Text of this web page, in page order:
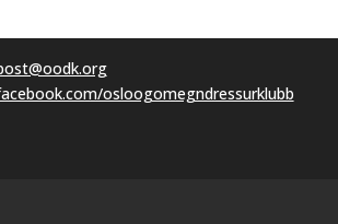
osloogomegndressurklubb